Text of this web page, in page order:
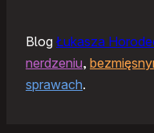
Blog Łukasza
nerdzeniu,
sprawach.